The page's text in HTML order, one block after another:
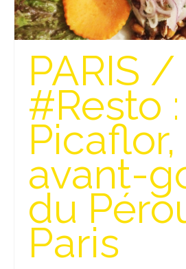
Fukuoka
Kamakura
Kyoto
Mont Fuji
Nikko
Tokyo
Malaisie
Cameron Highlands
Penang
Singapour
PARIS /
#Resto
avant-
du
Paris